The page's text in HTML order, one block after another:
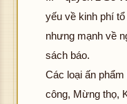
yếu về kinh phí
nhưng mạnh về
sách báo.
Các loại ấn
công, Mừng thọ,